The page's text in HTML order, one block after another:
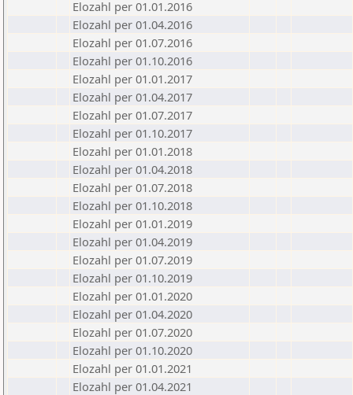
Elozahl per 01.01.2016
Elozahl per 01.04.2016
Elozahl per 01.07.2016
Elozahl per 01.10.2016
Elozahl per 01.01.2017
Elozahl per 01.04.2017
Elozahl per 01.07.2017
Elozahl per 01.10.2017
Elozahl per 01.01.2018
Elozahl per 01.04.2018
Elozahl per 01.07.2018
Elozahl per 01.10.2018
Elozahl per 01.01.2019
Elozahl per 01.04.2019
Elozahl per 01.07.2019
Elozahl per 01.10.2019
Elozahl per 01.01.2020
Elozahl per 01.04.2020
Elozahl per 01.07.2020
Elozahl per 01.10.2020
Elozahl per 01.01.2021
Elozahl per 01.04.2021